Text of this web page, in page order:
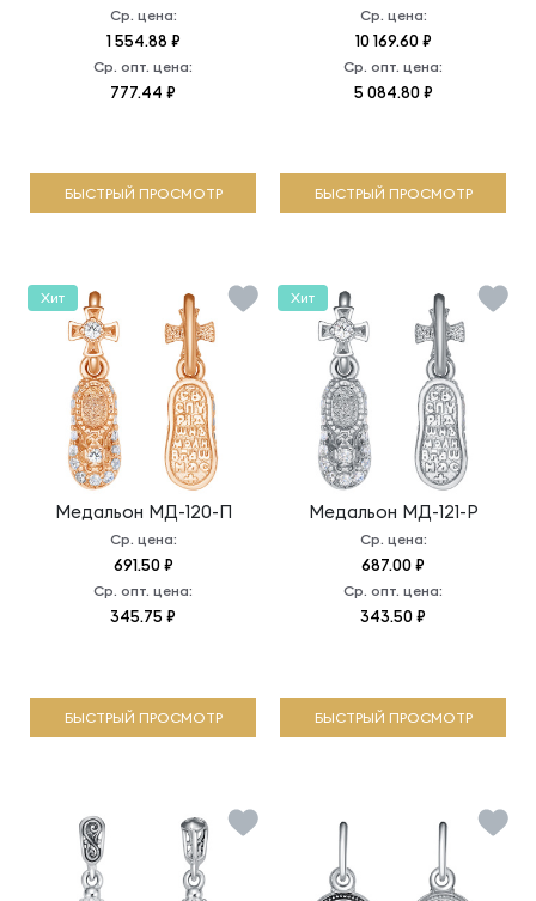
Ср. цена:
1 554.88 ₽
Ср. опт. цена:
777.44 ₽
БЫСТРЫЙ ПРОСМОТР
Ср. цена:
10 169.60 ₽
Ср. опт. цена:
5 084.80 ₽
БЫСТРЫЙ ПРОСМОТР
Медальон МД-120-П
Ср. цена:
691.50 ₽
Ср. опт. цена:
345.75 ₽
Хит
БЫСТРЫЙ ПРОСМОТР
Медальон МД-121-Р
Ср. цена:
687.00 ₽
Ср. опт. цена:
343.50 ₽
Хит
БЫСТРЫЙ ПРОСМОТР